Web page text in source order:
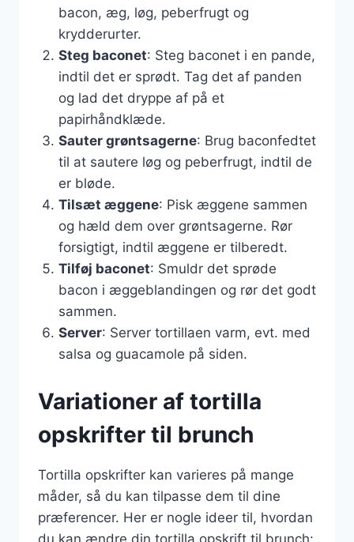
bacon, æg, løg, peberfrugt og
krydderurter.
Steg baconet: Steg baconet i en pande,
indtil det er sprødt. Tag det af panden
og lad det dryppe af på et
papirhåndklæde.
Sauter grøntsagerne: Brug baconfedtet
til at sautere løg og peberfrugt, indtil de
er bløde.
Tilsæt æggene: Pisk æggene sammen
og hæld dem over grøntsagerne. Rør
forsigtigt, indtil æggene er tilberedt.
Tilføj baconet: Smuldr det sprøde
bacon i æggeblandingen og rør det godt
sammen.
Server: Server tortillaen varm, evt. med
salsa og guacamole på siden.
Variationer af tortilla
opskrifter til brunch
Tortilla opskrifter kan varieres på mange
måder, så du kan tilpasse dem til dine
præferencer. Her er nogle ideer til, hvordan
du kan ændre din tortilla opskrift til brunch: